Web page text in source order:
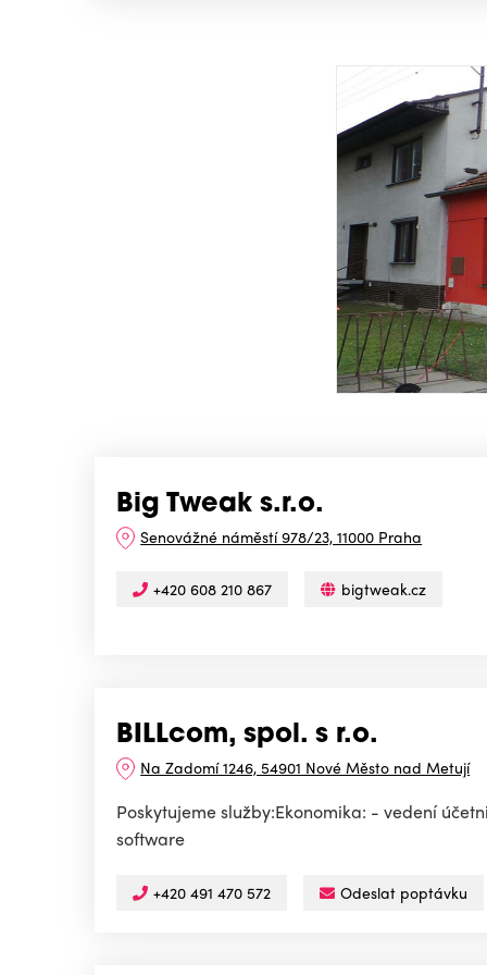
Big Tweak s.r.o.
Senovážné náměstí 978/23, 11000 Praha
+420 608 210 867 bigtweak.cz
BILLcom, spol. s r.o.
Na Zadomí 1246, 54901 Nové Město nad Metují
Poskytujeme služby:Ekonomika: - vedení
software
+420 491 470 572 Odeslat poptávku